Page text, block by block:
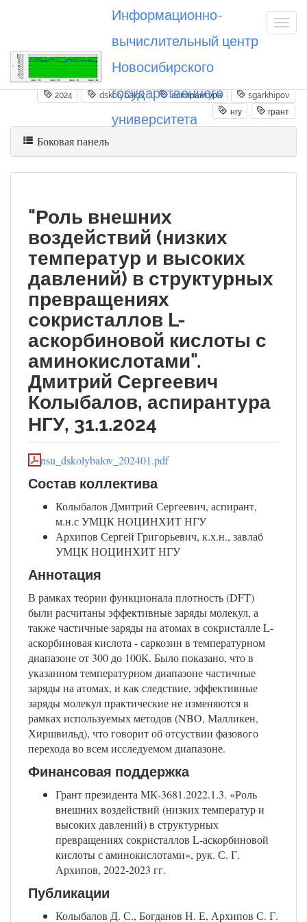
Информационно-
вычислительный центр
Новосибирского
государственного
университета
Вы посетили 20240131_dskolybalov
2024 dskolybalov аспирантура
sgarkhipov
нгу
грант
Боковая панель
"Роль внешних
воздействий (низких
температур и высоких
давлений) в структурных
превращениях
сокристаллов L-
аскорбиновой кислоты с
аминокислотами".
Дмитрий Сергеевич
Колыбалов, аспирантура
НГУ, 31.1.2024
nsu_dskolybalov_202401.pdf
Состав коллектива
Колыбалов Дмитрий Сергеевич, аспирант,
м.н.с УМЦК НОЦИНХИТ НГУ
Архипов Сергей Григорьевич, к.х.н., завлаб
УМЦК НОЦИНХИТ НГУ
Аннотация
В рамках теории функционала плотность (DFT)
были расчитаны эффективные заряды молекул, а
также частичные заряды на атомах в сокристалле L-
аскорбиновая кислота - саркозин в температурном
диапазоне от 300 до 100К. Было показано, что в
указанном температурном диапазоне частичные
заряды на атомах, и как следствие, эффективные
заряды молекул практические не изменяются в
рамках используемых методов (NBO, Малликен,
Хиршвильд), что говорит об отсуствии фазового
перехода во всем исследуемом диапазоне.
Финансовая поддержка
Грант президента МК-3681.2022.1.3. «Роль
внешних воздействий (низких температур и
высоких давлений) в структурных
превращениях сокристаллов L-аскорбиновой
кислоты с аминокислотами», рук. С. Г.
Архипов, 2022-2023 гг.
Публикации
Колыбалов Д. С., Богданов Н. Е, Архипов С. Г.